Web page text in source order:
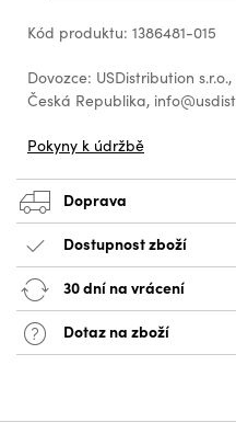
Kód produktu: 1386481-015
Dovozce: USDistribution
Česká Republika,
Pokyny k údržbě
Doprava
Dostupnost zboží
30 dní na vrácení
Dotaz na zboží